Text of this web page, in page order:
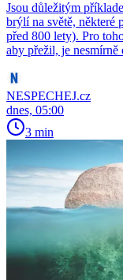
Jsou důležitým
brýlí na světě, některé
před 800 lety). Pro
aby přežil, je
NESPECHEJ.cz
dnes, 05:00
3 min